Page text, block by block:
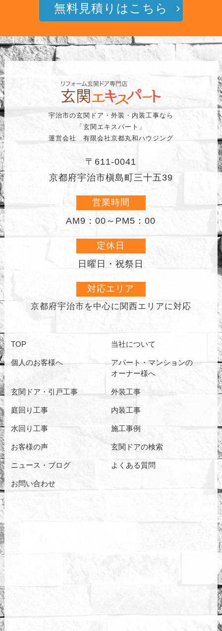
無料見積りはこちら
宇治市の玄関ドア・外装・内装工事なら
「玄関エキスパート」
運営会社 有限会社京都丸和ハウジング
〒611-0041
京都府宇治市槇島町三十五39
営業時間
AM9：00～PM5：00
定休日
日曜日・祝祭日
対応エリア
京都府宇治市を中心に 関西エリアに対応
TOP 当社について
個人のお客様へ
アパート・マンションの
オーナー様へ
玄関ドア・引戸工事 外装工事
庭回り工事 内装工事
水回り工事 施工事例
お客様の声 玄関ドアの検索
ニュース・ブログ よくある質問
お問い合わせ